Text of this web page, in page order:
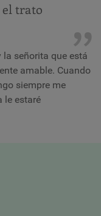
el trato
señorita que está
amable. Cuando
siempre me
le estaré